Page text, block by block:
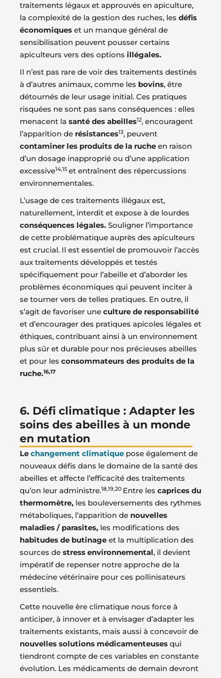
traitements légaux et approuvés en apiculture,
la complexité de la gestion des ruches, les défis
économiques et un manque général de
sensibilisation peuvent pousser certains
apiculteurs vers des options illégales.
Il n’est pas rare de voir des traitements destinés
à d’autres animaux, comme les bovins, être
détournés de leur usage initial. Ces pratiques
risquées ne sont pas sans conséquences : elles
menacent la santé des abeilles12, encouragent
l’apparition de résistances13, peuvent
contaminer les produits de la ruche en raison
d’un dosage inapproprié ou d’une application
excessive14,15 et entraînent des répercussions
environnementales.
L’usage de ces traitements illégaux est,
naturellement, interdit et expose à de lourdes
conséquences légales. Souligner l’importance
de cette problématique auprès des apiculteurs
est crucial. Il est essentiel de promouvoir l’accès
aux traitements développés et testés
spécifiquement pour l’abeille et d’aborder les
problèmes économiques qui peuvent inciter à
se tourner vers de telles pratiques. En outre, il
s’agit de favoriser une culture de responsabilité
et d’encourager des pratiques apicoles légales et
éthiques, contribuant ainsi à un environnement
plus sûr et durable pour nos précieuses abeilles
et pour les consommateurs des produits de la
ruche.16,17
6. Défi climatique : Adapter les
soins des abeilles à un monde
en mutation
Le changement climatique pose également de
nouveaux défis dans le domaine de la santé des
abeilles et affecte l’efficacité des traitements
qu’on leur administre.18,19,20 Entre les caprices du
thermomètre, les bouleversements des rythmes
métaboliques, l’apparition de nouvelles
maladies / parasites, les modifications des
habitudes de butinage et la multiplication des
sources de stress environnemental, il devient
impératif de repenser notre approche de la
médecine vétérinaire pour ces pollinisateurs
essentiels.
Cette nouvelle ère climatique nous force à
anticiper, à innover et à envisager d’adapter les
traitements existants, mais aussi à concevoir de
nouvelles solutions médicamenteuses qui
tiendront compte de ces variables en constante
évolution. Les médicaments de demain devront